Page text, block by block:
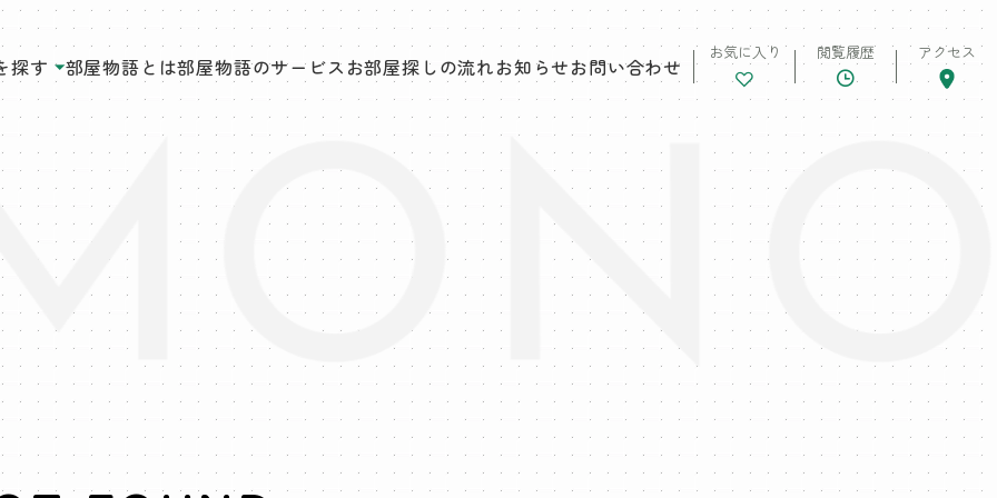
探す 部屋物語とは部屋物語のサービス お部屋探しの流れお知らせお問い合わせ
お気に入り 閲覧履歴 アクセス